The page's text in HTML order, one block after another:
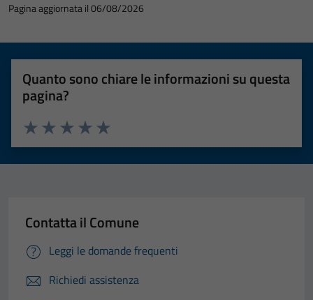
Pagina aggiornata il 06/08/2026
Quanto sono chiare le informazioni su questa
pagina?
Valuta 5 stelle su 5
Valuta 4 stelle su 5
Valuta 3 stelle su 5
Valuta 2 stelle su 5
Valuta 1 stelle su 5
Contatta il Comune
Leggi le domande frequenti
Richiedi assistenza